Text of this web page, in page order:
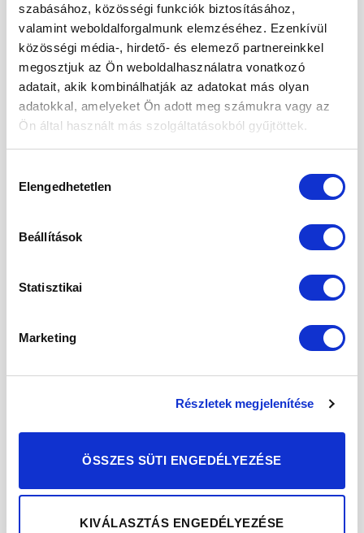
szabásához, közösségi funkciók biztosításához,
valamint weboldalforgalmunk elemzéséhez. Ezenkívül
közösségi média-, hirdető- és elemező partnereinkkel
megosztjuk az Ön weboldalhasználatra vonatkozó
adatait, akik kombinálhatják az adatokat más olyan
adatokkal, amelyeket Ön adott meg számukra vagy az
Ön által használt más szolgáltatásokból gyűjtöttek.
kiválasztása
Elengedhetetlen
Beállítások
Statisztikai
Marketing
Részletek megjelenítése
ÖSSZES SÜTI ENGEDÉLYEZÉSE
KIVÁLASZTÁS ENGEDÉLYEZÉSE
2025. december
2025. november
2025. október
2025. szeptember
2025. augusztus
2025. május
2025. március
2024. november
2024. május
2024. április
2024. március
2024. január